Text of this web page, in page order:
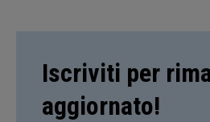
Iscriviti per
aggiornato!